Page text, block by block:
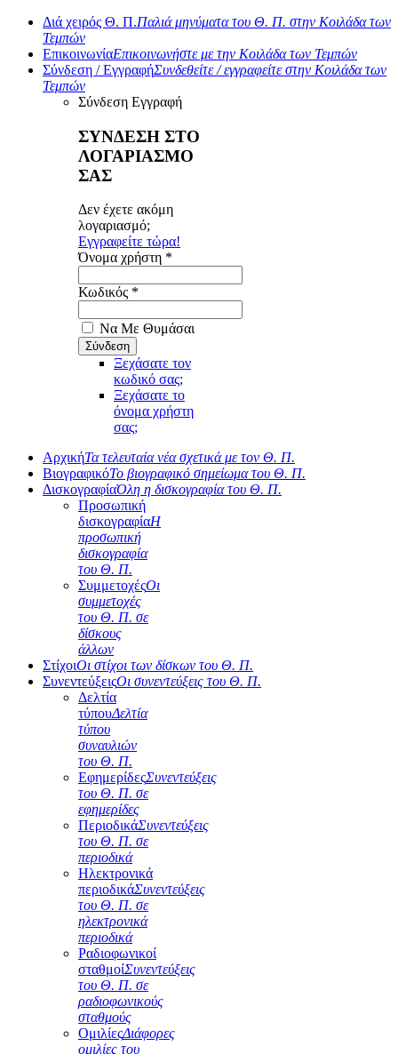
Διά χειρός Θ. Π.Παλιά μηνύματα του Θ. Π. στην Κοιλάδα των
Τεμπών
ΕπικοινωνίαΕπικοινωνήστε με την Κοιλάδα των Τεμπών
Σύνδεση / ΕγγραφήΣυνδεθείτε / εγγραφείτε στην Κοιλάδα των
Τεμπών
Σύνδεση Εγγραφή
ΣΥΝΔΕΣΗ ΣΤΟ
ΛΟΓΑΡΙΑΣΜΟ
ΣΑΣ
Δεν έχετε ακόμη
λογαριασμό;
Εγγραφείτε τώρα!
Όνομα χρήστη *
Κωδικός *
Να Με Θυμάσαι
Ξεχάσατε τον
κωδικό σας;
Ξεχάσατε το
όνομα χρήστη
σας;
ΑρχικήΤα τελευταία νέα σχετικά με τον Θ. Π.
ΒιογραφικόΤο βιογραφικό σημείωμα του Θ. Π.
ΔισκογραφίαΌλη η δισκογραφία του Θ. Π.
Προσωπική
δισκογραφίαΗ
προσωπική
δισκογραφία
του Θ. Π.
ΣυμμετοχέςΟι
συμμετοχές
του Θ. Π. σε
δίσκους
άλλων
ΣτίχοιΟι στίχοι των δίσκων του Θ. Π.
ΣυνεντεύξειςΟι συνεντεύξεις του Θ. Π.
Δελτία
τύπουΔελτία
τύπου
συναυλιών
του Θ. Π.
ΕφημερίδεςΣυνεντεύξεις
του Θ. Π. σε
εφημερίδες
ΠεριοδικάΣυνεντεύξεις
του Θ. Π. σε
περιοδικά
Ηλεκτρονικά
περιοδικάΣυνεντεύξεις
του Θ. Π. σε
ηλεκτρονικά
περιοδικά
Ραδιοφωνικοί
σταθμοίΣυνεντεύξεις
του Θ. Π. σε
ραδιοφωνικούς
σταθμούς
ΟμιλίεςΔιάφορες
ομιλίες του